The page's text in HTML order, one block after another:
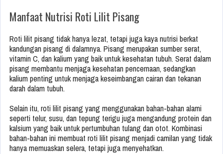
Manfaat Nutrisi Roti Lilit Pisang
Roti lilit pisang tidak hanya lezat, tetapi juga kaya nutrisi berkat
kandungan pisang di dalamnya. Pisang merupakan sumber serat,
vitamin C, dan kalium yang baik untuk kesehatan tubuh. Serat dalam
pisang membantu menjaga kesehatan pencernaan, sedangkan
kalium penting untuk menjaga keseimbangan cairan dan tekanan
darah dalam tubuh.
Selain itu, roti lilit pisang yang menggunakan bahan-bahan alami
seperti telur, susu, dan tepung terigu juga mengandung protein dan
kalsium yang baik untuk pertumbuhan tulang dan otot. Kombinasi
bahan-bahan ini membuat roti lilit pisang menjadi camilan yang tidak
hanya memuaskan selera, tetapi juga menyehatkan.